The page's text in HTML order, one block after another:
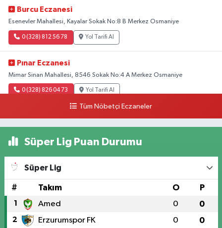
Burcu Eczanesi
Esenevler Mahallesi, Kayalar Sokak No:8 B Merkez Osmaniye
0 (328) 812 56 78 Yol Tarifi Al
Pınar Eczanesi
Mimar Sinan Mahallesi, 8546 Sokak No:4 A Merkez Osmaniye
0 (328) 826 04 73 Yol Tarifi Al
Tüm Nöbetçi Eczaneler
Süper Lig Puan Durumu
Süper Lig
# Takım O P
1 Amed 0 0
2 Erzurumspor FK 0 0